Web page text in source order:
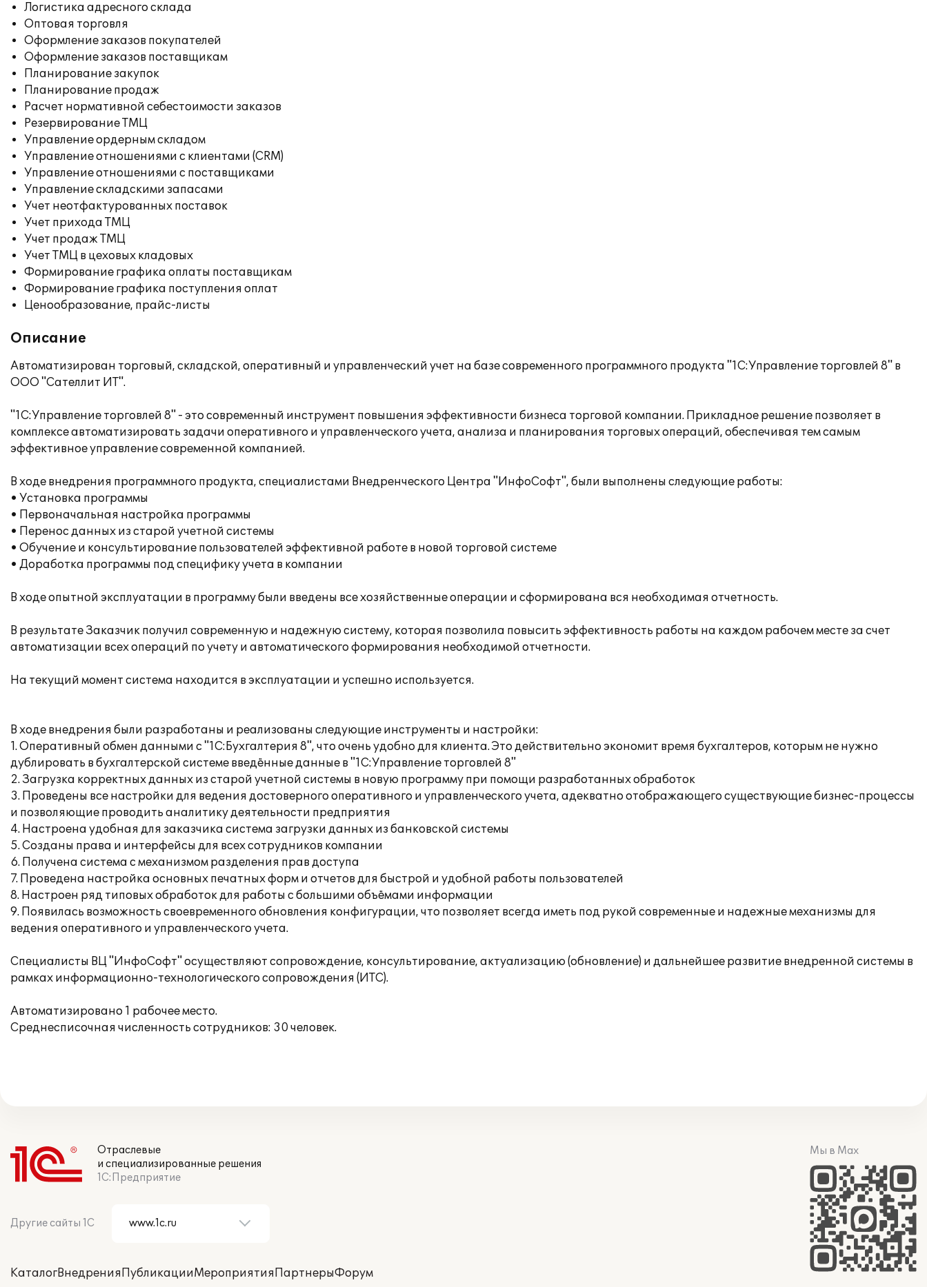
Логистика адресного склада
Оптовая торговля
Оформление заказов покупателей
Оформление заказов поставщикам
Планирование закупок
Планирование продаж
Расчет нормативной себестоимости заказов
Резервирование ТМЦ
Управление ордерным складом
Управление отношениями с клиентами (CRM)
Управление отношениями с поставщиками
Управление складскими запасами
Учет неотфактурованных поставок
Учет прихода ТМЦ
Учет продаж ТМЦ
Учет ТМЦ в цеховых кладовых
Формирование графика оплаты поставщикам
Формирование графика поступления оплат
Ценообразование, прайс-листы
Описание
Автоматизирован торговый, складской, оперативный и управленческий учет на базе современного программного продукта "1С:Управление торговлей 8" в
ООО "Сателлит ИТ".
"1С:Управление торговлей 8" - это современный инструмент повышения эффективности бизнеса торговой компании. Прикладное решение позволяет в
комплексе автоматизировать задачи оперативного и управленческого учета, анализа и планирования торговых операций, обеспечивая тем самым
эффективное управление современной компанией.
В ходе внедрения программного продукта, специалистами Внедренческого Центра "ИнфоСофт", были выполнены следующие работы:
• Установка программы
• Первоначальная настройка программы
• Перенос данных из старой учетной системы
• Обучение и консультирование пользователей эффективной работе в новой торговой системе
• Доработка программы под специфику учета в компании
В ходе опытной эксплуатации в программу были введены все хозяйственные операции и сформирована вся необходимая отчетность.
В результате Заказчик получил современную и надежную систему, которая позволила повысить эффективность работы на каждом рабочем месте за счет
автоматизации всех операций по учету и автоматического формирования необходимой отчетности.
На текущий момент система находится в эксплуатации и успешно используется.
В ходе внедрения были разработаны и реализованы следующие инструменты и настройки:
1. Оперативный обмен данными с "1С:Бухгалтерия 8", что очень удобно для клиента. Это действительно экономит время бухгалтеров, которым не нужно
дублировать в бухгалтерской системе введённые данные в "1С:Управление торговлей 8"
2. Загрузка корректных данных из старой учетной системы в новую программу при помощи разработанных обработок
3. Проведены все настройки для ведения достоверного оперативного и управленческого учета, адекватно отображающего существующие бизнес-процессы
и позволяющие проводить аналитику деятельности предприятия
4. Настроена удобная для заказчика система загрузки данных из банковской системы
5. Созданы права и интерфейсы для всех сотрудников компании
6. Получена система с механизмом разделения прав доступа
7. Проведена настройка основных печатных форм и отчетов для быстрой и удобной работы пользователей
8. Настроен ряд типовых обработок для работы с большими объёмами информации
9. Появилась возможность своевременного обновления конфигурации, что позволяет всегда иметь под рукой современные и надежные механизмы для
ведения оперативного и управленческого учета.
Специалисты ВЦ "ИнфоСофт" осуществляют сопровождение, консультирование, актуализацию (обновление) и дальнейшее развитие внедренной системы в
рамках информационно-технологического сопровождения (ИТС).
Автоматизировано 1 рабочее место.
Среднесписочная численность сотрудников: 30 человек.
Отраслевые
и специализированные решения
1С:Предприятие
Другие сайты 1С
КаталогВнедренияПубликацииМероприятияПартнерыФорум
Мы в Max